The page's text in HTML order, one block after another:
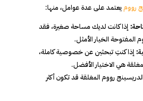
رووميعتمد على عدة عوامل، منها:
إذا كانت لديك مساحة صغيرة، فقد
المفتوحة الخيار الأمثل.
إذا كنتِ تبحثين عن خصوصية كاملة،
هي الاختيار الأفضل.
رووم المغلقة قد تكون أكثر